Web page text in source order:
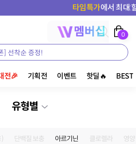
에서 최대 할인받기⏰
0
전🎉 기획전 이벤트 핫딜🔥 BEST
유형별
단백질 보충 아르기닌 클로렐라 영